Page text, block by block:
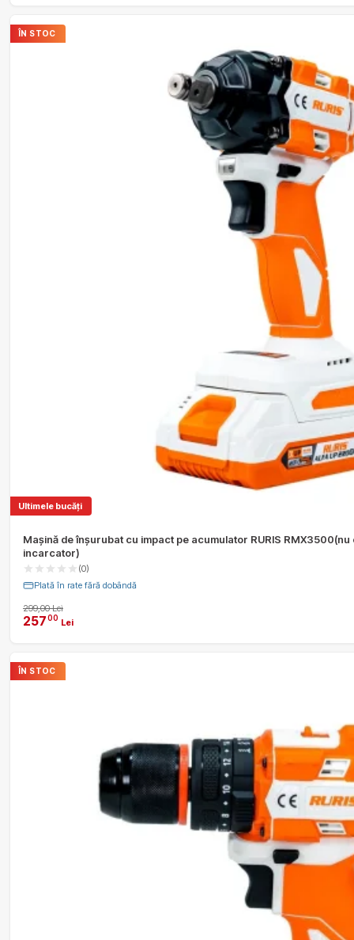
ÎN STOC
Ultimele bucăți
Mașină de înșurubat cu impact pe acumulator RURIS
incarcator)
(0)
Plată în rate fără dobândă
299,00 Lei
25700 Lei
ÎN STOC